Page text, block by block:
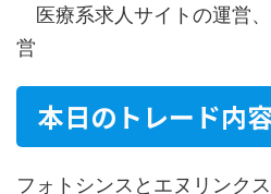
医療系求人サイトの運営
営
本日のトレード内
フォトシンスとエヌリンク